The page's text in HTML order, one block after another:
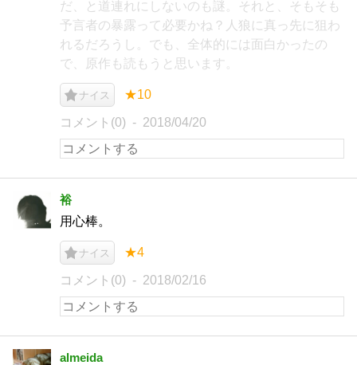
だ、と道連れにしないのも謎。それと、そもそも
予言者の暴露って必要かね？人狼に真っ先に狙わ
れるだろうし。でも、全体的には面白かったの
で、原作も読もうと思います。
ナイス ★10
コメント(0) 2018/04/20
裕
用心棒。
ナイス ★4
コメント(0) 2018/02/16
almeida